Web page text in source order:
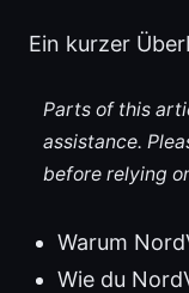
Ein kurzer
Parts of this
assistance.
before relying
Warum
Wie du